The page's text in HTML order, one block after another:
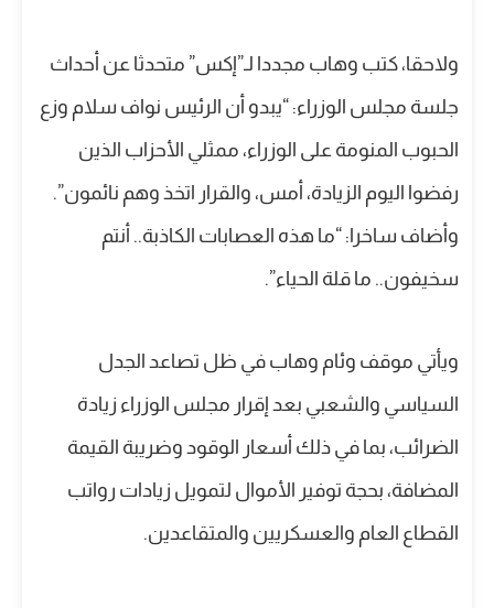
ولاحقا، كتب وهاب مجددا لـ”إكس” متحدثا عن أحداث
جلسة مجلس الوزراء: “يبدو أن الرئيس نواف سلام وزع
الحبوب المنومة على الوزراء، ممثلي الأحزاب الذين
رفضوا اليوم الزيادة، أمس، والقرار اتخذ وهم نائمون”.
وأضاف ساخرا: “ما هذه العصابات الكاذبة.. أنتم
سخيفون.. ما قلة الحياء”.
ويأتي موقف وئام وهاب في ظل تصاعد الجدل
السياسي والشعبي بعد إقرار مجلس الوزراء زيادة
الضرائب، بما في ذلك أسعار الوقود وضريبة القيمة
المضافة، بحجة توفير الأموال لتمويل زيادات رواتب
القطاع العام والعسكريين والمتقاعدين.